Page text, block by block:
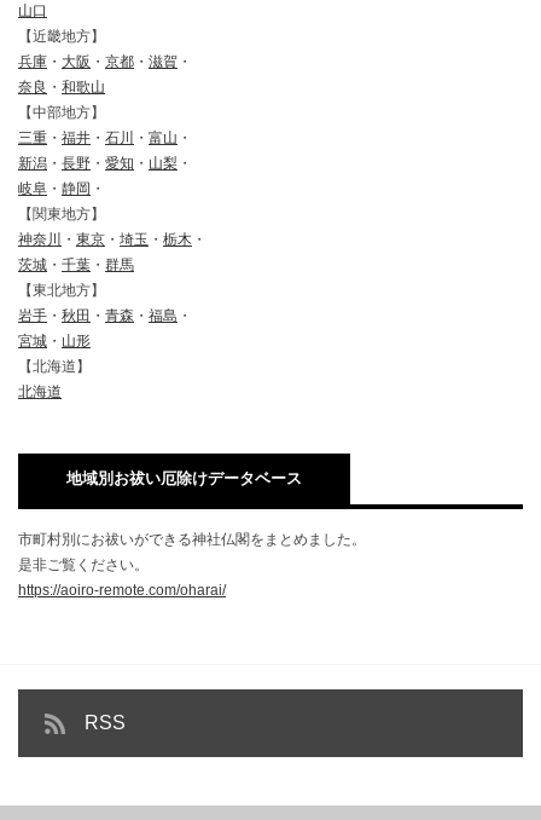
山口
【近畿地方】
兵庫 ・ 大阪 ・ 京都 ・ 滋賀 ・
奈良 ・ 和歌山
【中部地方】
三重 ・ 福井 ・ 石川 ・ 富山 ・
新潟 ・ 長野 ・ 愛知 ・ 山梨 ・
岐阜 ・ 静岡 ・
【関東地方】
神奈川
・ 東京 ・ 埼玉 ・ 栃木 ・
茨城 ・ 千葉 ・ 群馬
【東北地方】
岩手 ・ 秋田 ・ 青森 ・ 福島 ・
宮城 ・ 山形
【北海道】
北海道
地域別お祓い厄除けデータベース
市町村別にお祓いができる神社仏閣をまとめました。
是非ご覧ください。
https://aoiro-remote.com/oharai/
RSS